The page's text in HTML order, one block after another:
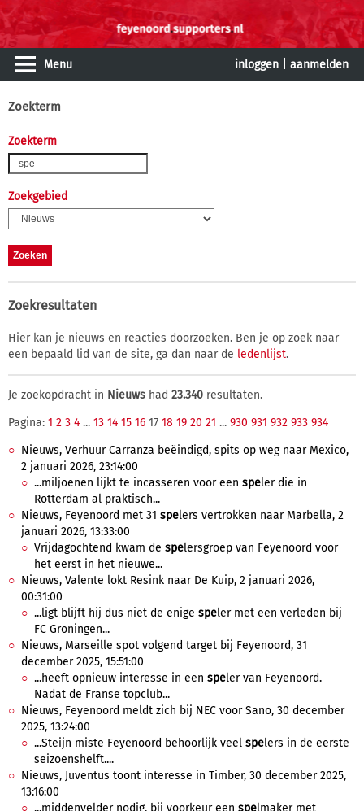
Menu inloggen aanmelden
Zoekterm
Zoekterm
Zoekgebied
Zoekresultaten
Hier kan je nieuws en reacties doorzoeken. Ben je op zoek naar
een bepaald lid van de site, ga dan naar de ledenlijst.
Je zoekopdracht in Nieuws had 23.340 resultaten.
Pagina: 1 2 3 4 ... 13 14 15 16 17 18 19 20 21 ... 930 931 932 933 934
Nieuws, Verhuur Carranza beëindigd, spits op weg naar Mexico,
2 januari 2026, 23:14:00
...miljoenen lijkt te incasseren voor een speler die in
Rotterdam al praktisch...
Nieuws, Feyenoord met 31 spelers vertrokken naar Marbella, 2
januari 2026, 13:33:00
Vrijdagochtend kwam de spelersgroep van Feyenoord voor
het eerst in het nieuwe...
Nieuws, Valente lokt Resink naar De Kuip, 2 januari 2026,
00:31:00
...ligt blijft hij dus niet de enige speler met een verleden bij
FC Groningen...
Nieuws, Marseille spot volgend target bij Feyenoord, 31
december 2025, 15:51:00
...heeft opnieuw interesse in een speler van Feyenoord.
Nadat de Franse topclub...
Nieuws, Feyenoord meldt zich bij NEC voor Sano, 30 december
2025, 13:24:00
...Steijn miste Feyenoord behoorlijk veel spelers in de eerste
seizoenshelft....
Nieuws, Juventus toont interesse in Timber, 30 december 2025,
13:16:00
...middenvelder nodig, bij voorkeur een spelmaker met